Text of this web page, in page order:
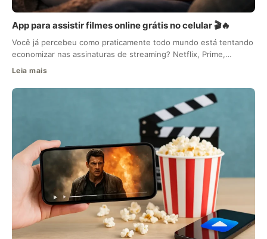
App para assistir filmes online grátis no celular 🎬🔥
Você já percebeu como praticamente todo mundo está tentando
economizar nas assinaturas de streaming? Netflix, Prime,…
Leia mais